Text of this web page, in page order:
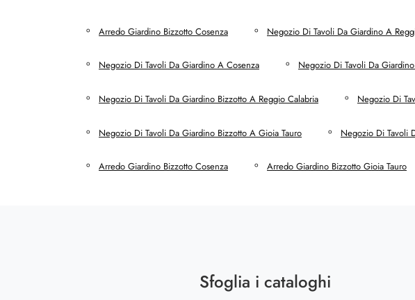
Arredo Giardino Bizzotto Cosenza Negozio Di Tavoli Da Giardino A
Negozio Di Tavoli Da Giardino A Cosenza Negozio Di Tavoli Da
Negozio Di Tavoli Da Giardino Bizzotto A Reggio Calabria Negozio Di
Negozio Di Tavoli Da Giardino Bizzotto A Gioia Tauro Negozio Di Tavoli
Arredo Giardino Bizzotto Cosenza Arredo Giardino Bizzotto Gioia Tauro
Sfoglia i cataloghi